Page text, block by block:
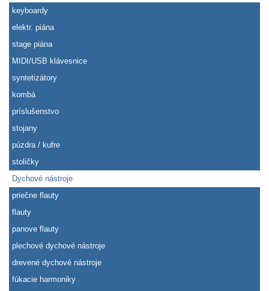
keyboardy
elektr. piána
stage piána
MIDI/USB klávesnice
syntetizátory
kombá
príslušenstvo
stojany
púzdra / kufre
stoličky
Dychové nástroje
priečne flauty
flauty
panove flauty
plechové dychové nástroje
drevené dychové nástroje
fúkacie harmoniky